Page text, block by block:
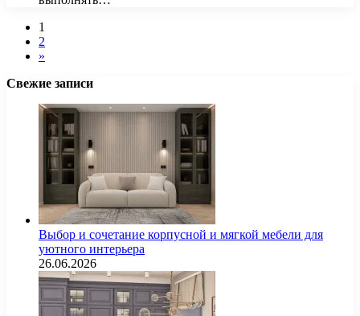
1
2
»
Свежие записи
Выбор и сочетание корпусной и мягкой мебели для
уютного интерьера
26.06.2026